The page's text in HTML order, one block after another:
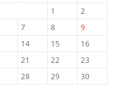
1
2
7 8
9
14 15
16
21 22
23
28 29 30